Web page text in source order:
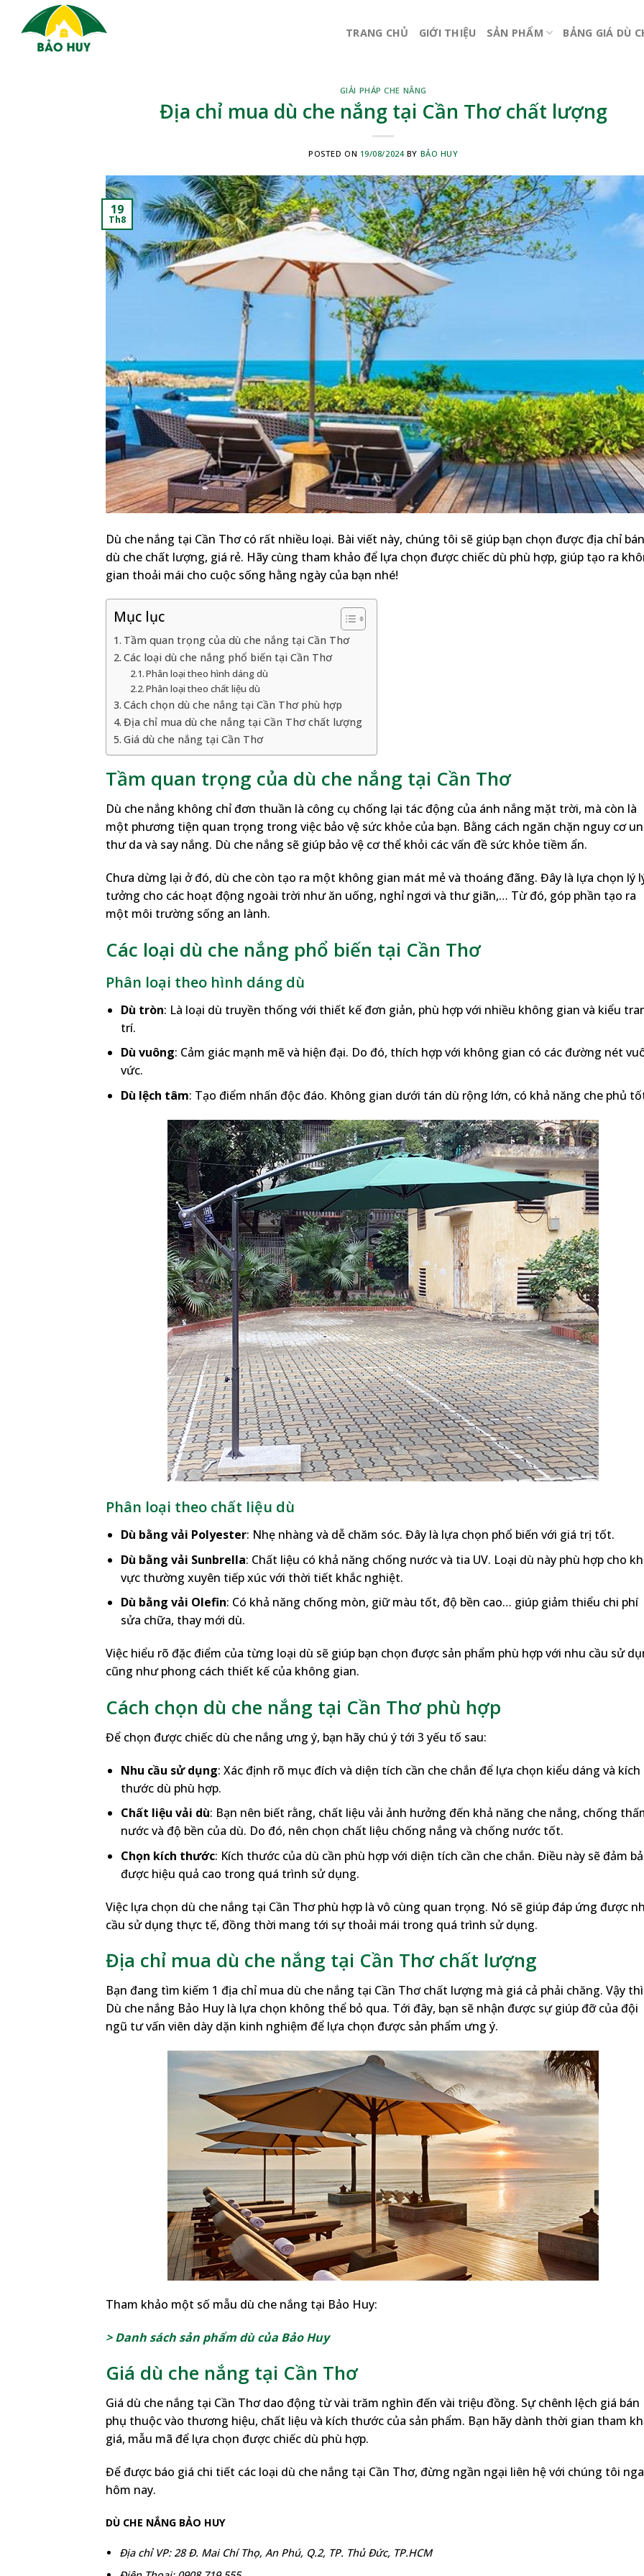
content
TRANG CHỦ GIỚI THIỆU SẢN PHẨM BẢNG GIÁ DÙ
GIẢI PHÁP CHE NẮNG
Địa chỉ mua dù che nắng tại Cần Thơ chất lượng
POSTED ON 19/08/2024BY BẢO HUY
19
Th8
Dù che nắng tại Cần Thơ có rất nhiều loại. Bài viết này, chúng tôi sẽ giúp bạn chọn được địa chỉ bán
dù che chất lượng, giá rẻ. Hãy cùng tham khảo để lựa chọn được chiếc dù phù hợp, giúp tạo ra
gian thoải mái cho cuộc sống hằng ngày của bạn nhé!
Mục lục
Tầm quan trọng của dù che nắng tại Cần Thơ
Các loại dù che nắng phổ biến tại Cần Thơ
Phân loại theo hình dáng dù
Phân loại theo chất liệu dù
Cách chọn dù che nắng tại Cần Thơ phù hợp
Địa chỉ mua dù che nắng tại Cần Thơ chất lượng
Giá dù che nắng tại Cần Thơ
Tầm quan trọng của dù che nắng tại Cần Thơ
Dù che nắng không chỉ đơn thuần là công cụ chống lại tác động của ánh nắng mặt trời, mà còn là
một phương tiện quan trọng trong việc bảo vệ sức khỏe của bạn. Bằng cách ngăn chặn nguy cơ
thư da và say nắng. Dù che nắng sẽ giúp bảo vệ cơ thể khỏi các vấn đề sức khỏe tiềm ẩn.
Chưa dừng lại ở đó, dù che còn tạo ra một không gian mát mẻ và thoáng đãng. Đây là lựa chọn lý
tưởng cho các hoạt động ngoài trời như ăn uống, nghỉ ngơi và thư giãn,… Từ đó, góp phần tạo ra
một môi trường sống an lành.
Các loại dù che nắng phổ biến tại Cần Thơ
Phân loại theo hình dáng dù
Dù tròn: Là loại dù truyền thống với thiết kế đơn giản, phù hợp với nhiều không gian và kiểu
trí.
Dù vuông: Cảm giác mạnh mẽ và hiện đại. Do đó, thích hợp với không gian có các đường nét
vức.
Dù lệch tâm: Tạo điểm nhấn độc đáo. Không gian dưới tán dù rộng lớn, có khả năng che phủ
Phân loại theo chất liệu dù
Dù bằng vải Polyester: Nhẹ nhàng và dễ chăm sóc. Đây là lựa chọn phổ biến với giá trị tốt.
Dù bằng vải Sunbrella: Chất liệu có khả năng chống nước và tia UV. Loại dù này phù hợp cho
vực thường xuyên tiếp xúc với thời tiết khắc nghiệt.
Dù bằng vải Olefin: Có khả năng chống mòn, giữ màu tốt, độ bền cao… giúp giảm thiểu chi phí
sửa chữa, thay mới dù.
Việc hiểu rõ đặc điểm của từng loại dù sẽ giúp bạn chọn được sản phẩm phù hợp với nhu cầu sử
cũng như phong cách thiết kế của không gian.
Cách chọn dù che nắng tại Cần Thơ phù hợp
Để chọn được chiếc dù che nắng ưng ý, bạn hãy chú ý tới 3 yếu tố sau:
Nhu cầu sử dụng: Xác định rõ mục đích và diện tích cần che chắn để lựa chọn kiểu dáng và kích
thước dù phù hợp.
Chất liệu vải dù: Bạn nên biết rằng, chất liệu vải ảnh hưởng đến khả năng che nắng, chống
nước và độ bền của dù. Do đó, nên chọn chất liệu chống nắng và chống nước tốt.
Chọn kích thước: Kích thước của dù cần phù hợp với diện tích cần che chắn. Điều này sẽ đảm
được hiệu quả cao trong quá trình sử dụng.
Việc lựa chọn dù che nắng tại Cần Thơ phù hợp là vô cùng quan trọng. Nó sẽ giúp đáp ứng được
cầu sử dụng thực tế, đồng thời mang tới sự thoải mái trong quá trình sử dụng.
Địa chỉ mua dù che nắng tại Cần Thơ chất lượng
Bạn đang tìm kiếm 1 địa chỉ mua dù che nắng tại Cần Thơ chất lượng mà giá cả phải chăng. Vậy thì
Dù che nắng Bảo Huy là lựa chọn không thể bỏ qua. Tới đây, bạn sẽ nhận được sự giúp đỡ của đội
ngũ tư vấn viên dày dặn kinh nghiệm để lựa chọn được sản phẩm ưng ý.
Tham khảo một số mẫu dù che nắng tại Bảo Huy:
> Danh sách sản phẩm dù của Bảo Huy
Giá dù che nắng tại Cần Thơ
Giá dù che nắng tại Cần Thơ dao động từ vài trăm nghìn đến vài triệu đồng. Sự chênh lệch giá bán
phụ thuộc vào thương hiệu, chất liệu và kích thước của sản phẩm. Bạn hãy dành thời gian tham
giá, mẫu mã để lựa chọn được chiếc dù phù hợp.
Để được báo giá chi tiết các loại dù che nắng tại Cần Thơ, đừng ngần ngại liên hệ với chúng tôi
hôm nay.
DÙ CHE NẮNG BẢO HUY
Địa chỉ VP: 28 Đ. Mai Chí Thọ, An Phú, Q.2, TP. Thủ Đức, TP.HCM